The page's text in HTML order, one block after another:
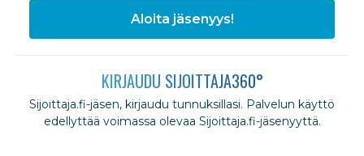
Aloita jäsenyys!
KIRJAUDU SIJOITTAJA360°
Sijoittaja.fi-jäsen, kirjaudu tunnuksillasi. Palvelun käyttö
edellyttää voimassa olevaa Sijoittaja.fi-jäsenyyttä.